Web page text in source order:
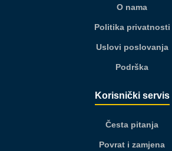
O nama
Politika privatnosti
Uslovi poslovanja
Podrška
Korisnički servis
Česta pitanja
Povrat i zamjena